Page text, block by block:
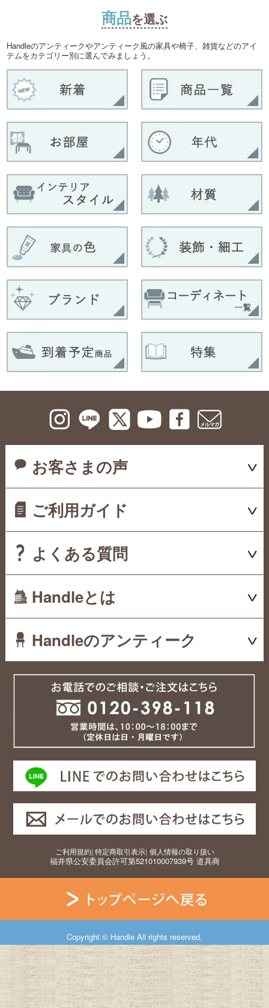
商品を選ぶ
Handleのアンティークやアンティーク風の家具や椅子、雑貨などのアイ
テムをカテゴリー別に選んでみましょう。
お客さまの声
ご利用ガイド
よくある質問
Handleとは
Handleのアンティーク
ご利用規約| 特定商取引表示| 個人情報の取り扱い
福井県公安委員会許可第521010007939号 道具商
Copyright © Handle All rights reserved.